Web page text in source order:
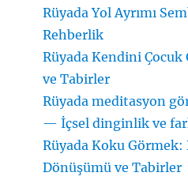
Rüyada Yol Ayrımı
Rehberlik
Rüyada Kendini
ve Tabirler
Rüyada meditasyon
— İçsel dinginlik ve
Rüyada Koku Görmek:
Dönüşümü ve Tabirler